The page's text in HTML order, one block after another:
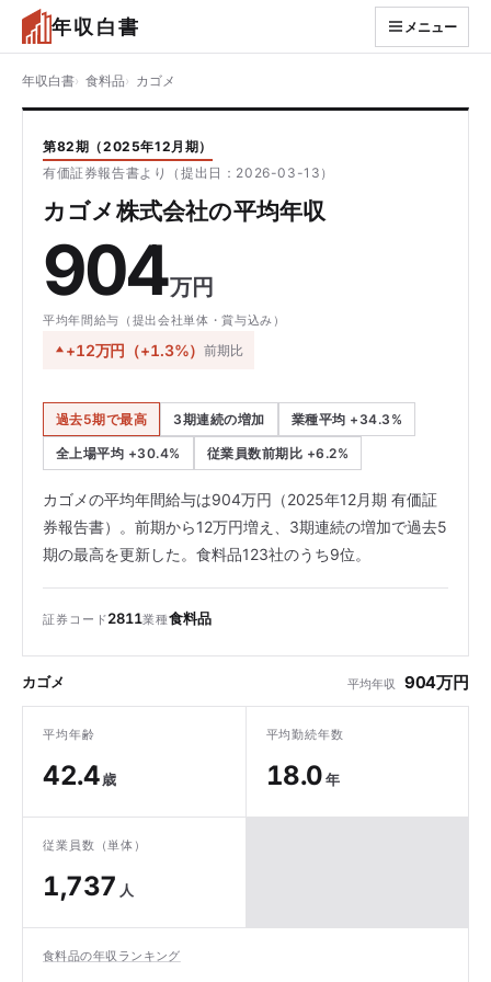
年収白書 メニュー
年収白書 食料品 カゴメ
第82期（2025年12月期）
有価証券報告書より（提出日：2026-03-13）
カゴメ株式会社の平均年収
904万円
平均年間給与（提出会社単体・賞与込み）
+12万円（+1.3%）前期比
過去5期で最高 3期連続の増加 業種平均 +34.3%
全上場平均 +30.4% 従業員数前期比 +6.2%
カゴメの平均年間給与は904万円（2025年12月期 有価証
券報告書）。前期から12万円増え、3期連続の増加で過去5
期の最高を更新した。食料品123社のうち9位。
証券コード2811業種食料品
カゴメ 平均年収 904万円
平均年齢
42.4歳
平均勤続年数
18.0年
従業員数（単体）
1,737 人
食料品の年収ランキング